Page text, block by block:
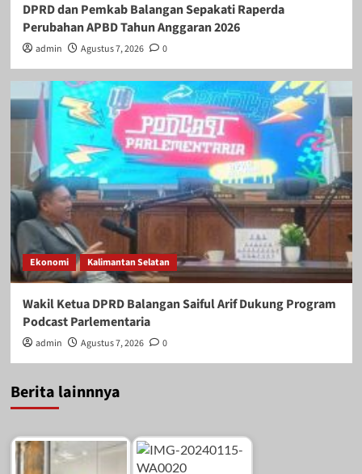
DPRD dan Pemkab Balangan Sepakati Raperda
Perubahan APBD Tahun Anggaran 2026
admin Agustus 7, 2026 0
Ekonomi Kalimantan Selatan
Wakil Ketua DPRD Balangan Saiful Arif Dukung Program
Podcast Parlementaria
admin Agustus 7, 2026 0
Berita lainnnya